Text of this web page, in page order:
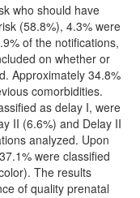
who should have
(58.8%), 4.3% were
of the notifications,
on whether or
Approximately 34.8%
comorbidities.
as delay I, were
II (6.6%) and Delay II
analyzed. Upon
were classified
The results
of quality prenatal